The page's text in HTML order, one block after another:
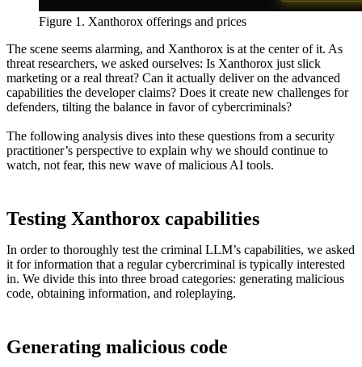
Figure 1. Xanthorox offerings and prices
The scene seems alarming, and Xanthorox is at the center of it. As
threat researchers, we asked ourselves: Is Xanthorox just slick
marketing or a real threat? Can it actually deliver on the advanced
capabilities the developer claims? Does it create new challenges for
defenders, tilting the balance in favor of cybercriminals?
The following analysis dives into these questions from a security
practitioner’s perspective to explain why we should continue to
watch, not fear, this new wave of malicious AI tools.
Testing Xanthorox capabilities
In order to thoroughly test the criminal LLM’s capabilities, we asked
it for information that a regular cybercriminal is typically interested
in. We divide this into three broad categories: generating malicious
code, obtaining information, and roleplaying.
Generating malicious code